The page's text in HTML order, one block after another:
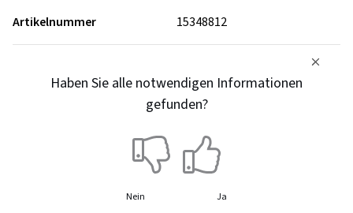
Artikelnummer
15348812
Haben Sie alle notwendigen Informationen
gefunden?
Nein Ja